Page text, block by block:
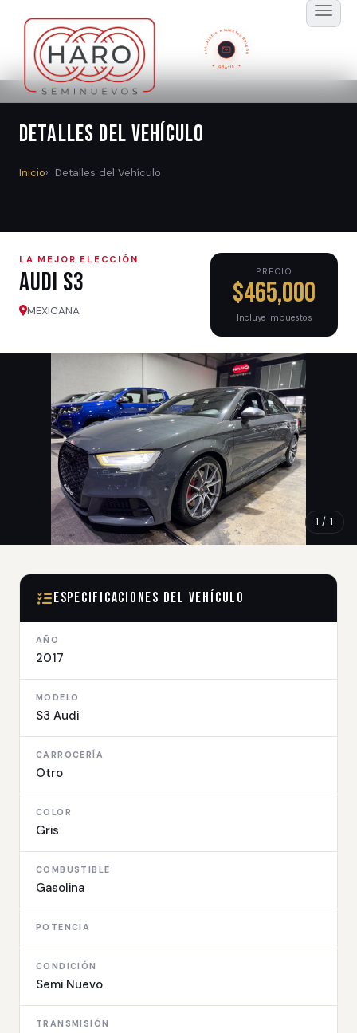
SUSCRÍBETE A NUESTRO BOLETÍN
GRATIS
Detalles del Vehículo
Inicio Detalles del Vehículo
LA MEJOR ELECCIÓN
Audi S3
MEXICANA
PRECIO
$465,000
Incluye impuestos
1 / 1
Especificaciones del Vehículo
AÑO
2017
MODELO
S3 Audi
CARROCERÍA
Otro
COLOR
Gris
COMBUSTIBLE
Gasolina
POTENCIA
CONDICIÓN
Semi Nuevo
TRANSMISIÓN